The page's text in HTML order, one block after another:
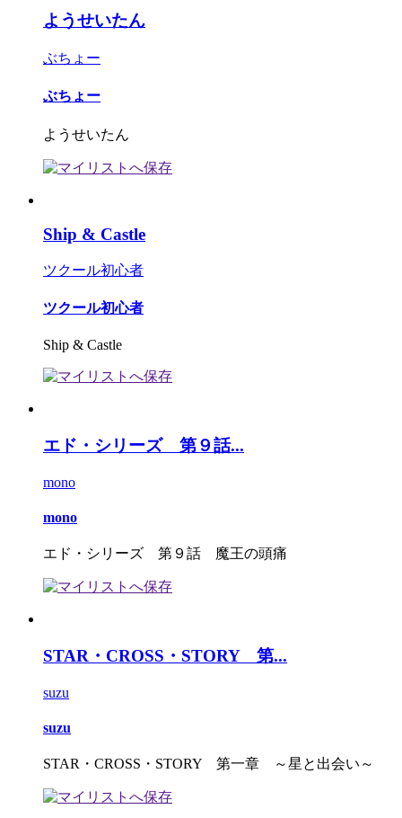
ようせいたん
ぶちょー
ぶちょー
ようせいたん
Ship & Castle
ツクール初心者
ツクール初心者
Ship & Castle
エド・シリーズ 第９話...
mono
mono
エド・シリーズ 第９話 魔王の頭痛
STAR・CROSS・STORY 第...
suzu
suzu
STAR・CROSS・STORY 第一章 ～星と出会い～